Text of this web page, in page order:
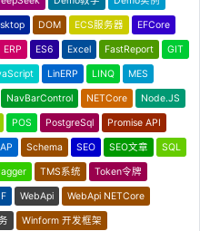
DOM ECS服务器 EFCore
ERP ES6 Excel FastReport GIT
LinERP LINQ MES
NavBarControl NETCore Node.JS
POS PostgreSql Promise API
Schema SEO SEO文章 SQL
TMS系统 Token令牌
WebApi WebApi NETCore
Winform 开发框架